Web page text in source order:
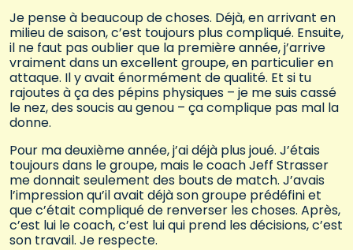
Je pense à beaucoup de choses. Déjà, en arrivant en
milieu de saison, c’est toujours plus compliqué. Ensuite,
il ne faut pas oublier que la première année, j’arrive
vraiment dans un excellent groupe, en particulier en
attaque. Il y avait énormément de qualité. Et si tu
rajoutes à ça des pépins physiques – je me suis cassé
le nez, des soucis au genou – ça complique pas mal la
donne.
Pour ma deuxième année, j’ai déjà plus joué. J’étais
toujours dans le groupe, mais le coach Jeff Strasser
me donnait seulement des bouts de match. J’avais
l’impression qu’il avait déjà son groupe prédéfini et
que c’était compliqué de renverser les choses. Après,
c’est lui le coach, c’est lui qui prend les décisions, c’est
son travail. Je respecte.